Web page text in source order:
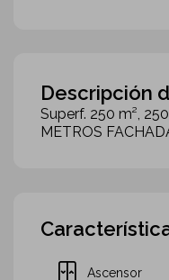
Descripción
Superf. 250 m²,
METROS
Ascensor